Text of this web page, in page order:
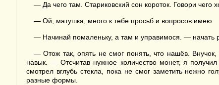
— Да чего там. Стариковский сон короток. Говори чего
— Ой, матушка, много к тебе просьб и вопросов имею.
— Начинай помаленьку, а там и управимося. — начать
— Отож так, опять не смог понять, что нашёв.
навык. — Отсчитав нужное количество монет, я
смотрел вглубь стекла, пока не смог заметить нежно
разные формы.